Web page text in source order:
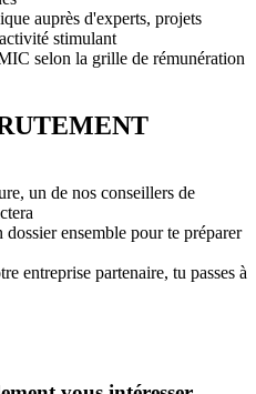
auprès d'experts, projets
stimulant
selon la grille de rémunération
un de nos conseillers de
ensemble pour te préparer
entreprise partenaire, tu passes à